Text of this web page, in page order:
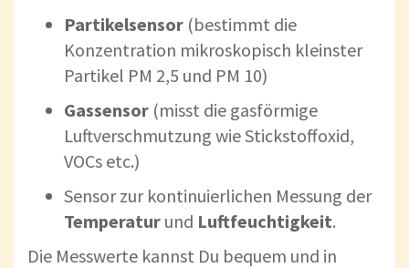
Partikelsensor (bestimmt die
Konzentration mikroskopisch kleinster
Partikel PM 2,5 und PM 10)
Gassensor (misst die gasförmige
Luftverschmutzung wie Stickstoffoxid,
VOCs etc.)
Sensor zur kontinuierlichen Messung der
Temperatur und Luftfeuchtigkeit.
Die Messwerte kannst Du bequem und in